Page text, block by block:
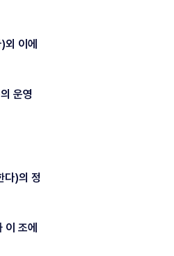
외 이에
운영
다)의 정
이 조에